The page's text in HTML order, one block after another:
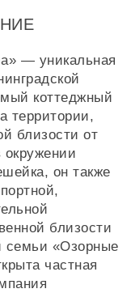
— уникальная
коттеджный
территории,
близости от
окружении
он также
близости
семьи «Озорные
частная